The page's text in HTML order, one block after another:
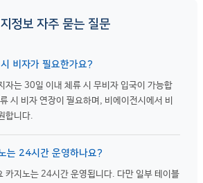
정보 자주 묻는 질문
비자가 필요한가요?
자는 30일 이내 체류 시 무비자 입국이 가능합
시 비자 연장이 필요하며, 비에이전시에서 비
합니다.
는 24시간 운영하나요?
카지노는 24시간 운영됩니다. 다만 일부 테이블